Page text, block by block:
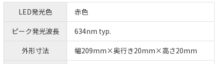
LED発光色
赤色
ピーク発光波長
634nm typ.
外形寸法
幅209mm×奥行き20mm×高さ20mm